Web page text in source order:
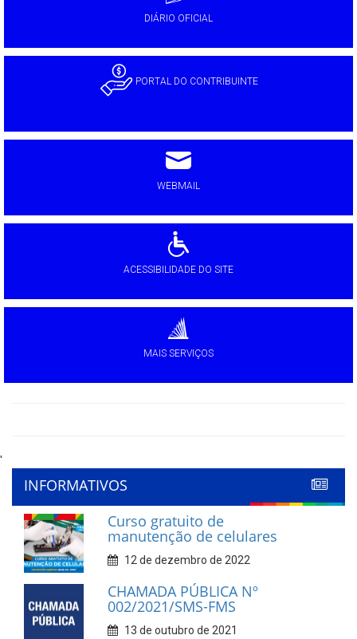
DIÁRIO OFICIAL
PORTAL DO CONTRIBUINTE
WEBMAIL
ACESSIBILIDADE DO SITE
MAIS SERVIÇOS
'
INFORMATIVOS
Curso gratuito de
manutenção de celulares
12 de dezembro de 2022
CHAMADA PÚBLICA Nº
002/2021/SMS-FMS
13 de outubro de 2021